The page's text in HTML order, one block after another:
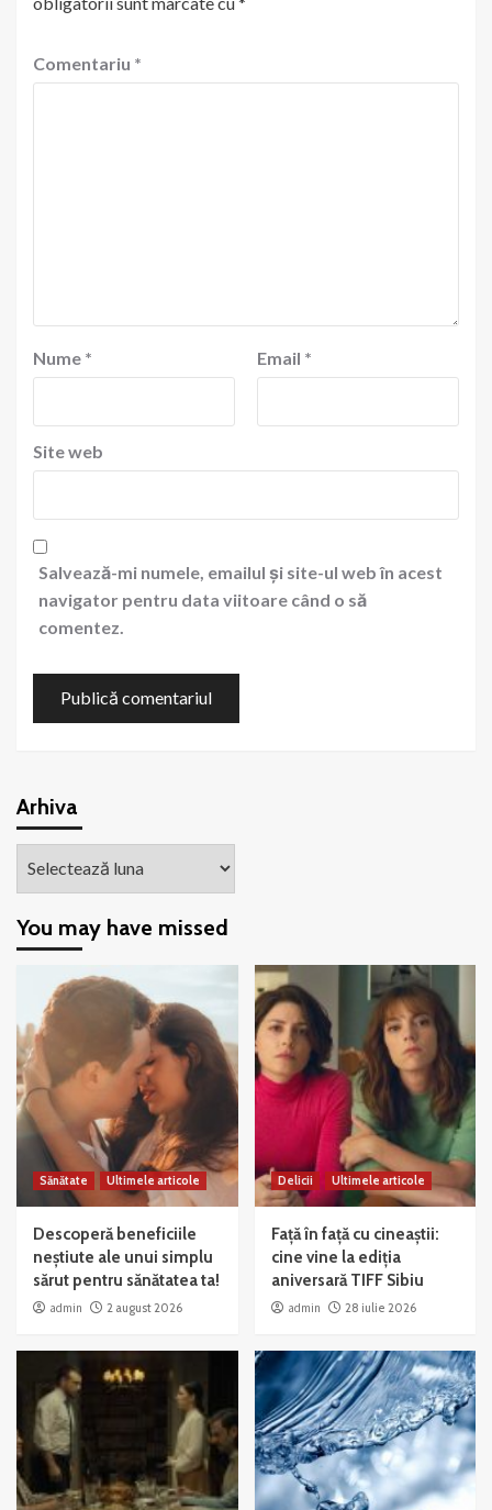
Comentariu *
Nume * Email *
Site web
Salvează-mi numele, emailul și site-ul web în acest
navigator pentru data viitoare când o să
comentez.
Arhiva
You may have missed
Sănătate Ultimele articole
Descoperă beneficiile
neștiute ale unui simplu
sărut pentru sănătatea ta!
admin 2 august 2026
Delicii Ultimele articole
Față în față cu cineaștii:
cine vine la ediția
aniversară TIFF Sibiu
admin 28 iulie 2026